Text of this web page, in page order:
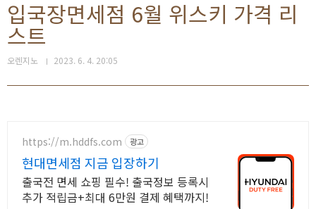
입국장면세점 6월 위스키 가격 리
스트
오렌지노 2023. 6. 4. 20:05
https://m.hddfs.com 광고
현대면세점 지금 입장하기
출국전 면세 쇼핑 필수! 출국정보 등록시
추가 적립금+최대 6만원 결제 혜택까지!